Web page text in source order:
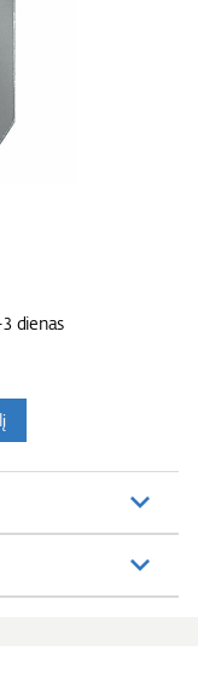
dienas